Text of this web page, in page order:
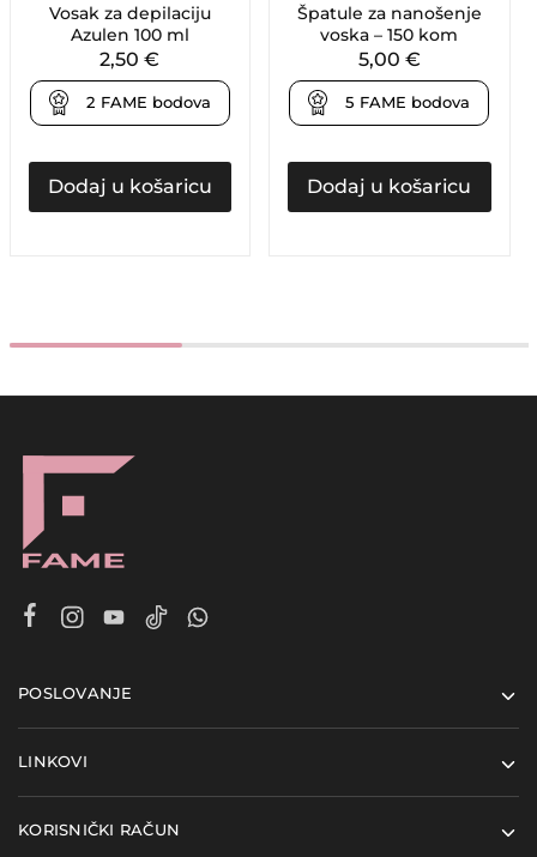
Vosak za depilaciju
Azulen 100 ml
2,50€
2 FAME bodova
Dodaj u košaricu
Špatule za nanošenje
voska – 150 kom
5,00 €
5 FAME bodova
Dodaj u košaricu
POSLOVANJE
LINKOVI
KORISNIČKI RAČUN